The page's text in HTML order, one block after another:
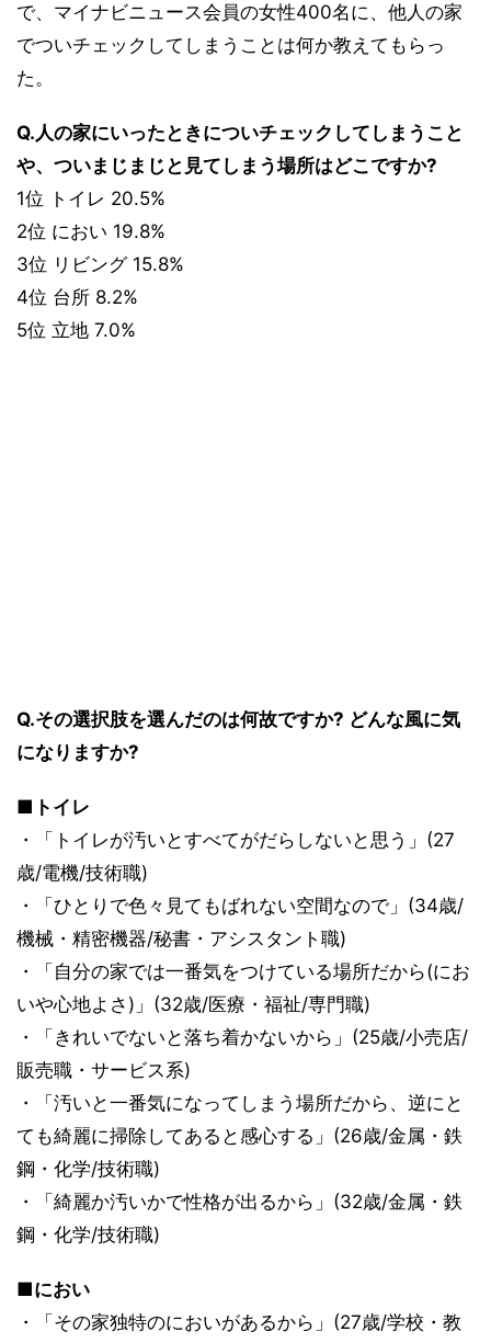
で、マイナビニュース会員の女性400名に、他人の家
でついチェックしてしまうことは何か教えてもらっ
た。
Q.人の家にいったときについチェックしてしまうこと
や、ついまじまじと見てしまう場所はどこですか?
1位 トイレ 20.5%
2位 におい 19.8%
3位 リビング 15.8%
4位 台所 8.2%
5位 立地 7.0%
Q.その選択肢を選んだのは何故ですか? どんな風に気
になりますか?
■トイレ
・「トイレが汚いとすべてがだらしないと思う」(27
歳/電機/技術職)
・「ひとりで色々見てもばれない空間なので」(34歳/
機械・精密機器/秘書・アシスタント職)
・「自分の家では一番気をつけている場所だから(にお
いや心地よさ)」(32歳/医療・福祉/専門職)
・「きれいでないと落ち着かないから」(25歳/小売店/
販売職・サービス系)
・「汚いと一番気になってしまう場所だから、逆にと
ても綺麗に掃除してあると感心する」(26歳/金属・鉄
鋼・化学/技術職)
・「綺麗か汚いかで性格が出るから」(32歳/金属・鉄
鋼・化学/技術職)
■におい
・「その家独特のにおいがあるから」(27歳/学校・教